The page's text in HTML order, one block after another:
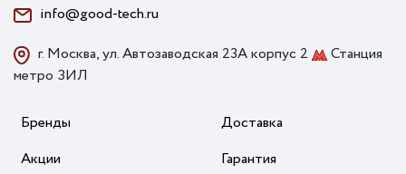
info@good-tech.ru
г. Москва, ул. Автозаводская 23А корпус 2
Станция
метро ЗИЛ
Бренды
Акции
Доставка
Гарантия